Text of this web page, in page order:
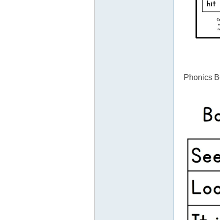
Phonics